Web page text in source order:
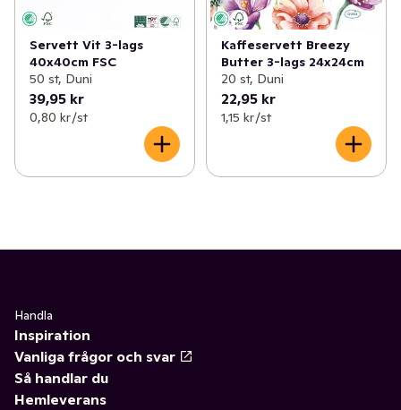
Servett Vit 3-lags
40x40cm FSC
50 st, Duni
39,95 kr
0,80 kr /st
Kaffeservett Breezy
Butter 3-lags 24x24cm
20 st, Duni
22,95 kr
1,15 kr /st
Handla
Inspiration
Vanliga frågor och svar
Så handlar du
Hemleverans